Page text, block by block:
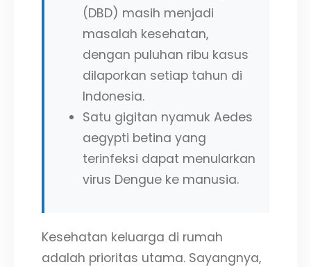
(DBD) masih menjadi
masalah kesehatan,
dengan puluhan ribu kasus
dilaporkan setiap tahun di
Indonesia.
Satu gigitan nyamuk Aedes
aegypti betina yang
terinfeksi dapat menularkan
virus Dengue ke manusia.
Kesehatan keluarga di rumah
adalah prioritas utama. Sayangnya,